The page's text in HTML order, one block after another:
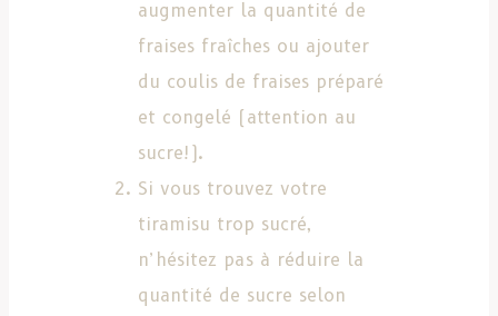
augmenter la quantité de
fraises fraîches ou ajouter
du coulis de fraises préparé
et congelé (attention au
sucre!).
Si vous trouvez votre
tiramisu trop sucré,
n’hésitez pas à réduire la
quantité de sucre selon